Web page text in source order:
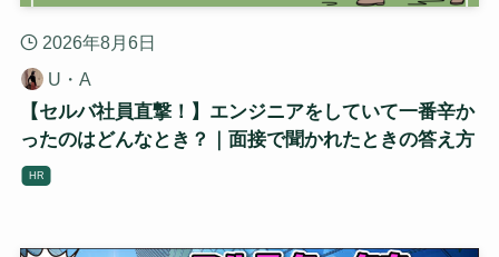
2026年8月6日
U・A
【セルバ社員直撃！】エンジニアをしていて一番辛か
ったのはどんなとき？｜面接で聞かれたときの答え方
HR